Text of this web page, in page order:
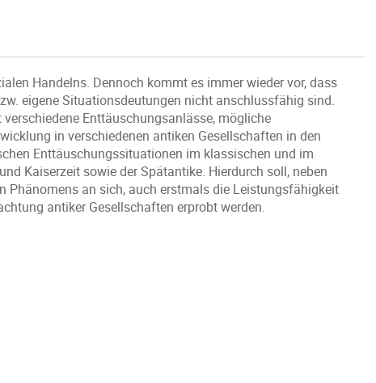
Handelns. Dennoch kommt es immer wieder vor, dass
eigene Situationsdeutungen nicht anschlussfähig sind.
Enttäuschungsanlässe, mögliche
in verschiedenen antiken Gesellschaften in den
Enttäuschungssituationen im klassischen und im
Kaiserzeit sowie der Spätantike. Hierdurch soll, neben
an sich, auch erstmals die Leistungsfähigkeit
antiker Gesellschaften erprobt werden.